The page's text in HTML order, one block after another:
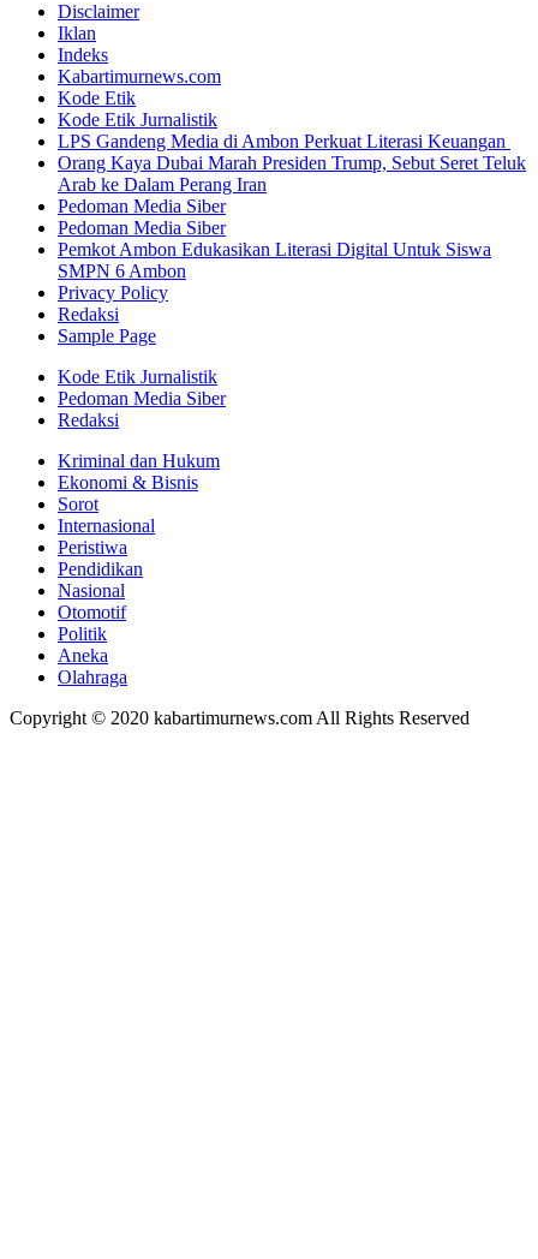
Disclaimer
Iklan
Indeks
Kabartimurnews.com
Kode Etik
Kode Etik Jurnalistik
LPS Gandeng Media di Ambon Perkuat Literasi Keuangan
Orang Kaya Dubai Marah Presiden Trump, Sebut Seret Teluk
Arab ke Dalam Perang Iran
Pedoman Media Siber
Pedoman Media Siber
Pemkot Ambon Edukasikan Literasi Digital Untuk Siswa
SMPN 6 Ambon
Privacy Policy
Redaksi
Sample Page
Kode Etik Jurnalistik
Pedoman Media Siber
Redaksi
Kriminal dan Hukum
Ekonomi & Bisnis
Sorot
Internasional
Peristiwa
Pendidikan
Nasional
Otomotif
Politik
Aneka
Olahraga
Copyright © 2020 kabartimurnews.com All Rights Reserved